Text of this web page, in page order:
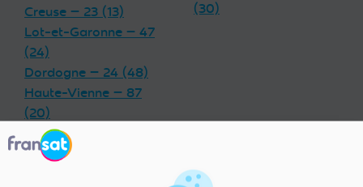
Creuse — 23 (13)
Lot-et-Garonne — 47
(24)
Dordogne — 24 (48)
Haute-Vienne — 87
(20)
Charente — 16 (32)
Landes — 40 (33)
(30)